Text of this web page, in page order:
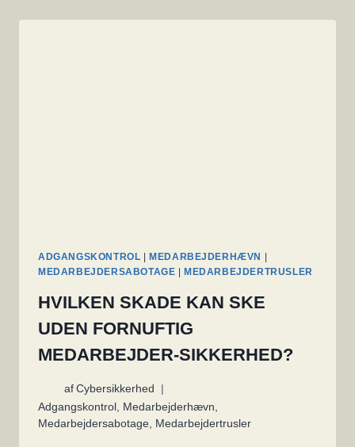
ADGANGSKONTROL MEDARBEJDERHÆVN
MEDARBEJDERSABOTAGE
MEDARBEJDERTRUSLER
HVILKEN SKADE KAN SKE
UDEN FORNUFTIG
MEDARBEJDER-SIKKERHED?
af Cybersikkerhed
Adgangskontrol Medarbejderhævn
Medarbejdersabotage Medarbejdertrusler